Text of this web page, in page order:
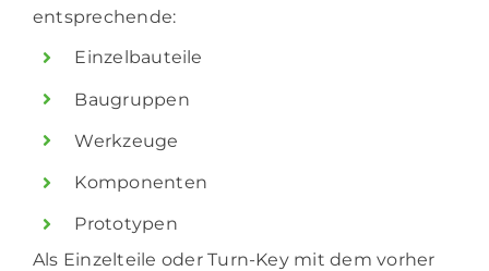
entsprechende:
Einzelbauteile
Baugruppen
Werkzeuge
Komponenten
Prototypen
Als Einzelteile oder Turn-Key mit dem vorher